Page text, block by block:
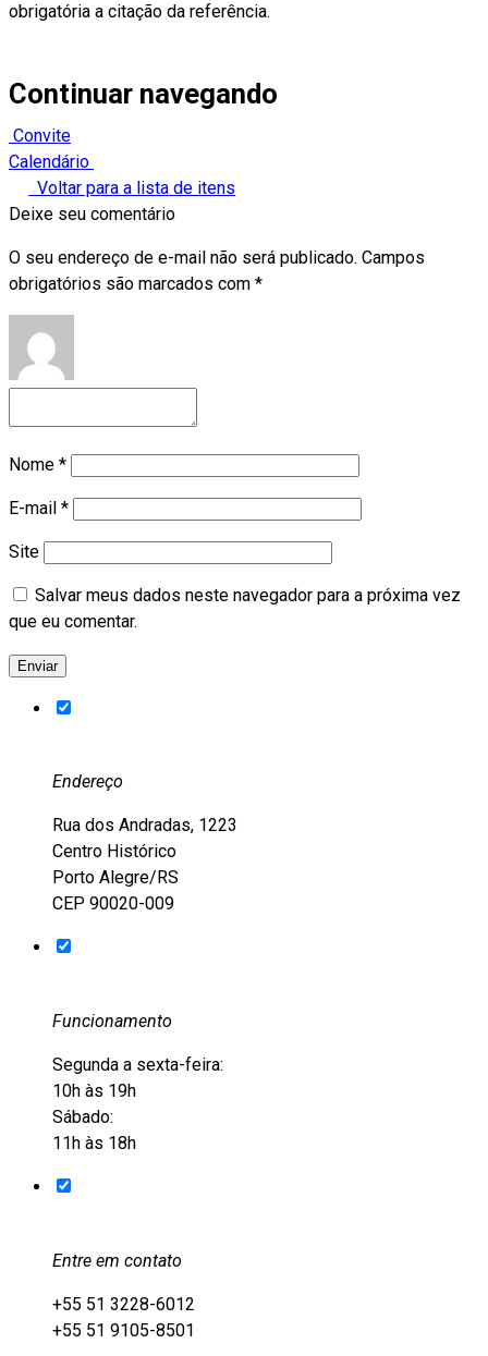
obrigatória a citação da referência.
Continuar navegando
Convite
Calendário
Voltar para a lista de itens
Deixe seu comentário
O seu endereço de e-mail não será publicado. Campos
obrigatórios são marcados com *
Nome *
E-mail *
Site
Salvar meus dados neste navegador para a próxima vez
que eu comentar.
Endereço
Rua dos Andradas, 1223
Centro Histórico
Porto Alegre/RS
CEP 90020-009
Funcionamento
Segunda a sexta-feira:
10h às 19h
Sábado:
11h às 18h
Entre em contato
+55 51 3228-6012
+55 51 9105-8501